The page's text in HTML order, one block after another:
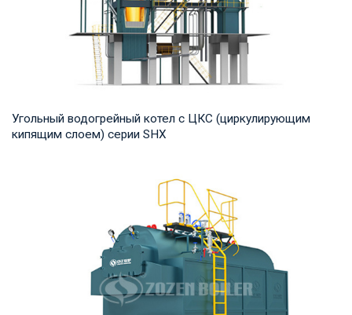
Угольный водогрейный котел с ЦКС (циркулирующим
кипящим слоем) серии SHX
мощность продукта: 7-91 МВт Температура н...